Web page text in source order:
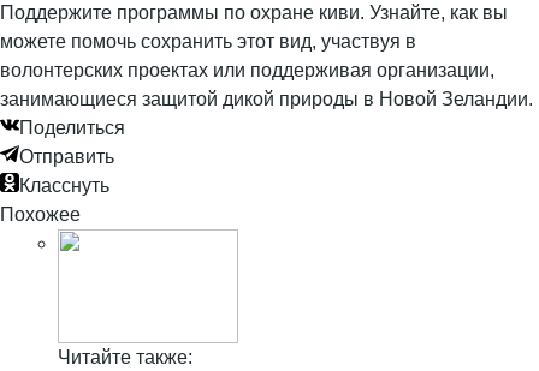
Поддержите программы по охране киви. Узнайте, как вы
можете помочь сохранить этот вид, участвуя в
волонтерских проектах или поддерживая организации,
занимающиеся защитой дикой природы в Новой Зеландии.
Поделиться
Отправить
Класснуть
Похожее
Читайте также: